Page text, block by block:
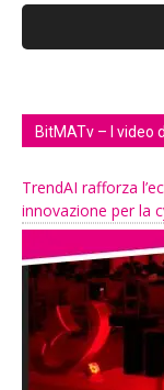
BitMATv – I video
TrendAI rafforza
innovazione per la